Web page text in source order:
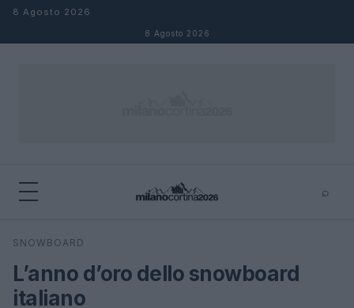
Salta al contenuto
8 Agosto 2026
8 Agosto 2026
⌕
Cerca
SNOWBOARD
L’anno d’oro dello snowboard
italiano